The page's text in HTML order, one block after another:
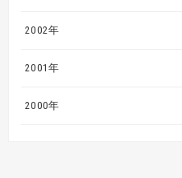
2002年
2001年
2000年